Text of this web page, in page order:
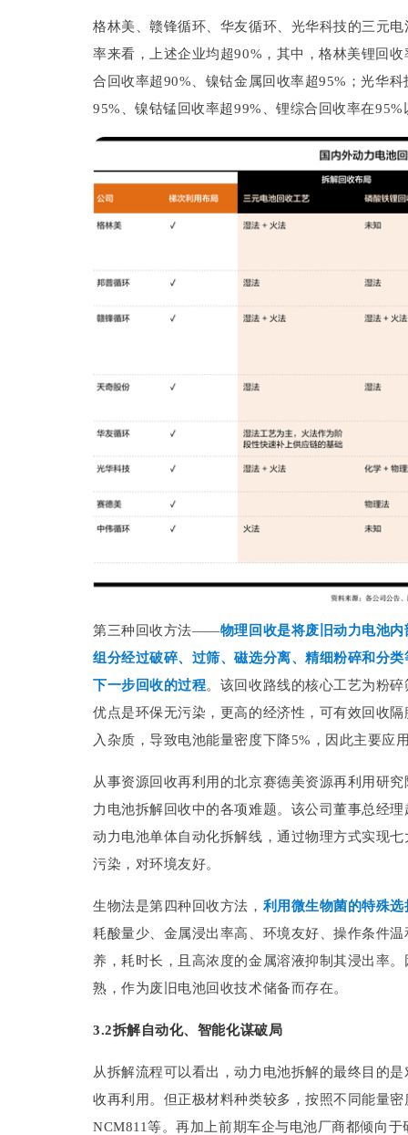
格林美、赣锋循环、华友循环、光华科技的三元
率来看，上述企业均超90%，其中，格林美锂回
合回收率超90%、镍钴金属回收率超95%；光华
95%、镍钴锰回收率超99%、锂综合回收率在95%
第三种回收方法——物理回收是将废旧动力电池
组分经过破碎、过筛、磁选分离、精细粉碎和分
下一步回收的过程。该回收路线的核心工艺为粉
优点是环保无污染，更高的经济性，可有效回收
入杂质，导致电池能量密度下降5%，因此主要应
从事资源回收再利用的北京赛德美资源再利用研
力电池拆解回收中的各项难题。该公司董事总经
动力电池单体自动化拆解线，通过物理方式实现
污染，对环境友好。
生物法是第四种回收方法， 利用微生物菌的特殊
耗酸量少、金属浸出率高、环境友好、操作条件
养，耗时长，且高浓度的金属溶液抑制其浸出率
熟，作为废旧电池回收技术储备而存在。
3.2拆解自动化、智能化谋破局
从拆解流程可以看出，动力电池拆解的最终目的
收再利用。但正极材料种类较多，按照不同能量
NCM811等。再加上前期车企与电池厂商都倾向